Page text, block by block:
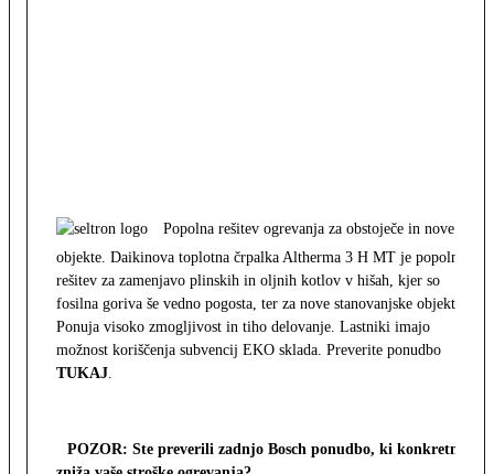
Popolna rešitev ogrevanja za obstoječe in nove
objekte. Daikinova toplotna črpalka Altherma 3 H MT je popolna
rešitev za zamenjavo plinskih in oljnih kotlov v hišah, kjer so
fosilna goriva še vedno pogosta, ter za nove stanovanjske objekte.
Ponuja visoko zmogljivost in tiho delovanje. Lastniki imajo
možnost koriščenja subvencij EKO sklada. Preverite ponudbo
TUKAJ
POZOR: Ste preverili zadnjo Bosch ponudbo, ki konkretno